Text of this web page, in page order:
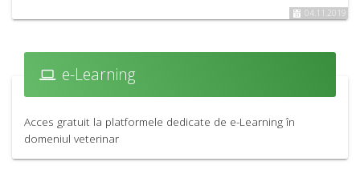
04.11.2019
e-Learning
Acces gratuit la platformele dedicate de e-Learning în
domeniul veterinar